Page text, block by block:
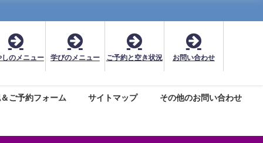
しのメニュー 学びのメニュー ご予約と空き状況 お問い合わせ
ご予約フォーム サイトマップ その他のお問い合わせ